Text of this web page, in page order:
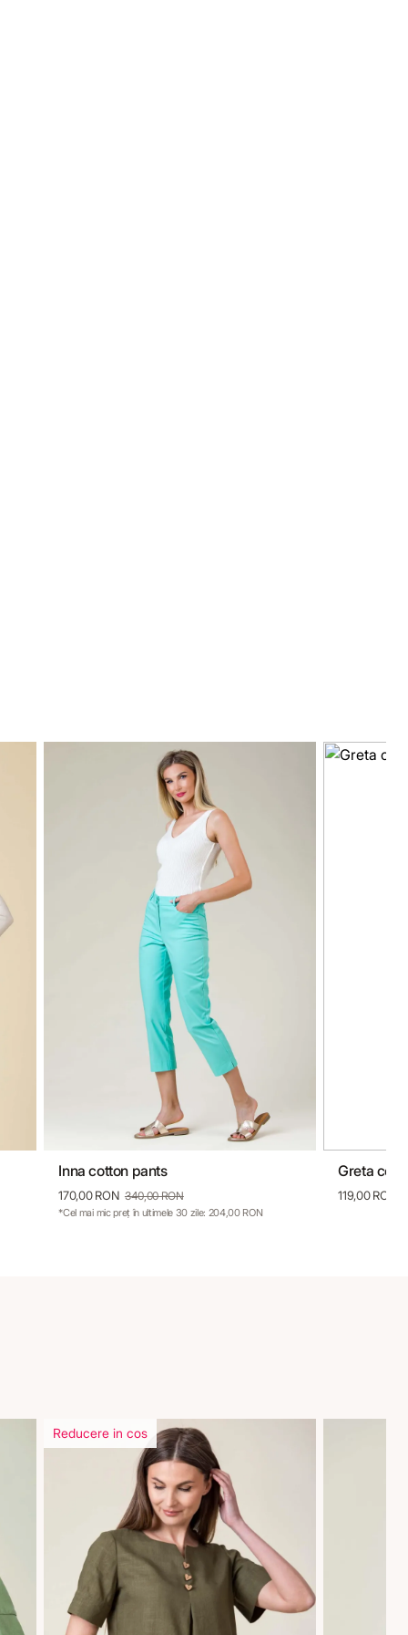
34 36
Inna cotton pants
170,00 RON 340,00 RON
*Cel mai mic preț în ultimele 30 zile: 204,00 RON
36
Greta
119,00 RON
Reducere in cos